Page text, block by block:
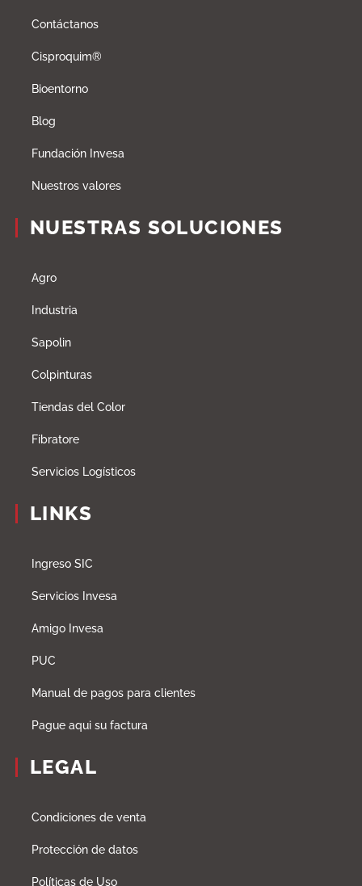
Contáctanos
Cisproquim®
Bioentorno
Blog
Fundación Invesa
Nuestros valores
NUESTRAS SOLUCIONES
Agro
Industria
Sapolin
Colpinturas
Tiendas del Color
Fibratore
Servicios Logísticos
LINKS
Ingreso SIC
Servicios Invesa
Amigo Invesa
PUC
Manual de pagos para clientes
Pague aqui su factura
LEGAL
Condiciones de venta
Protección de datos
Políticas de Uso